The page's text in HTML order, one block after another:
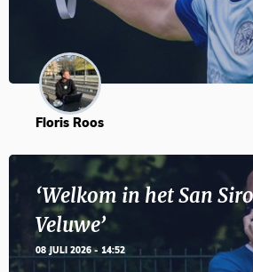
Floris Roos
‘Welkom in het San
Veluwe’
08 JULI 2026 - 14:52